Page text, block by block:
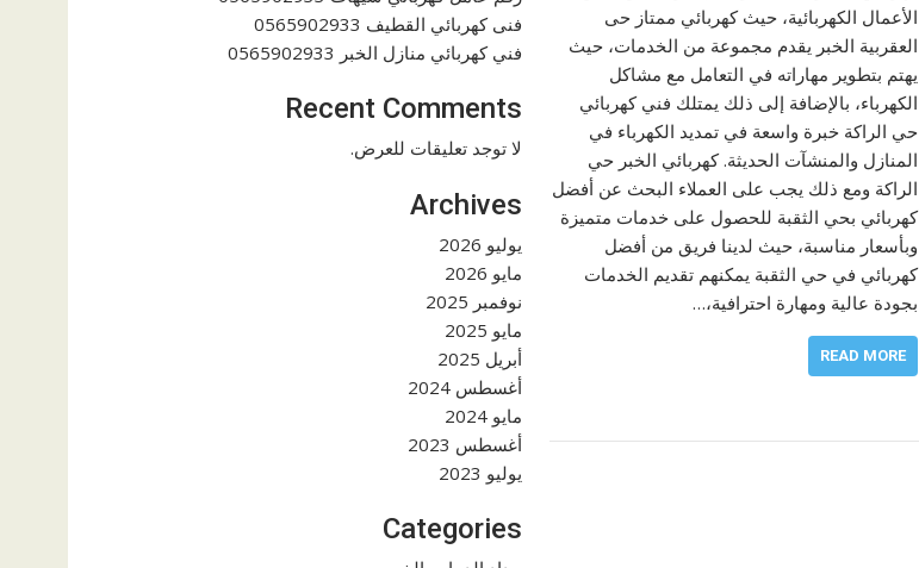
الأعمال الكهربائية، حيث كهربائي ممتاز حى
العقربية الخبر يقدم مجموعة من الخدمات، حيث
يهتم بتطوير مهاراته في التعامل مع مشاكل
الكهرباء، بالإضافة إلى ذلك يمتلك فني كهربائي
حي الراكة خبرة واسعة في تمديد الكهرباء في
المنازل والمنشآت الحديثة. كهربائي الخبر حي
الراكة ومع ذلك يجب على العملاء البحث عن أفضل
كهربائي بحي الثقبة للحصول على خدمات متميزة
وبأسعار مناسبة، حيث لدينا فريق من أفضل
كهربائي في حي الثقبة يمكنهم تقديم الخدمات
بجودة عالية ومهارة احترافية،…
READ MORE
فنى كهربائي القطيف 0565902933
فني كهربائي منازل الخبر 0565902933
Recent Comments
لا توجد تعليقات للعرض.
Archives
يوليو 2026
مايو 2026
نوفمبر 2025
مايو 2025
أبريل 2025
أغسطس 2024
مايو 2024
أغسطس 2023
يوليو 2023
Categories